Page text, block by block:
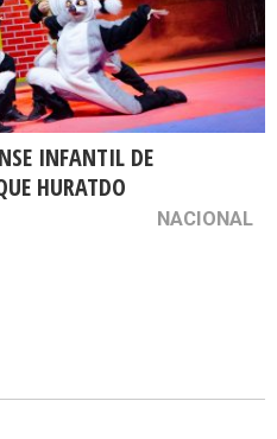
INFANTIL DE
HURATDO
NACIONAL